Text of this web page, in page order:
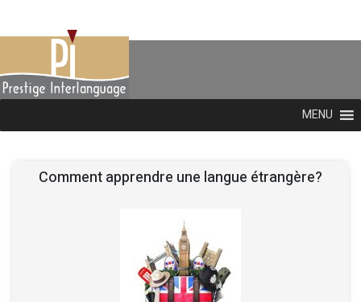
MENU
Comment apprendre une langue étrangère?